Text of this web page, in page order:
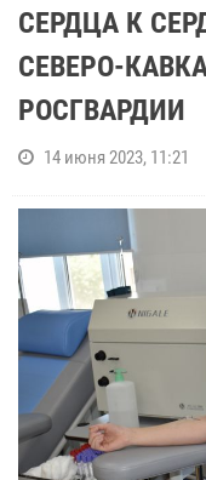
СЕРДЦА К
СЕВЕРО-
РОСГВАРДИИ
14 июня 2023, 11:21